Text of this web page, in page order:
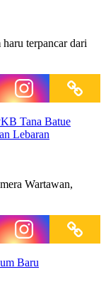
terpancar dari
Tana Batue
Lebaran
Wartawan,
Baru